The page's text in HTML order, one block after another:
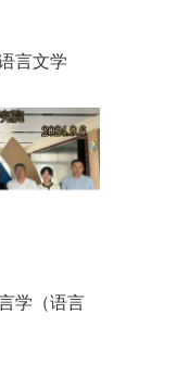
言文学
学（语言